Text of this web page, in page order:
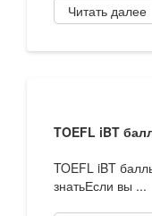
Читать далее
TOEFL iBT
TOEFL iBT
знатьЕсли вы ...